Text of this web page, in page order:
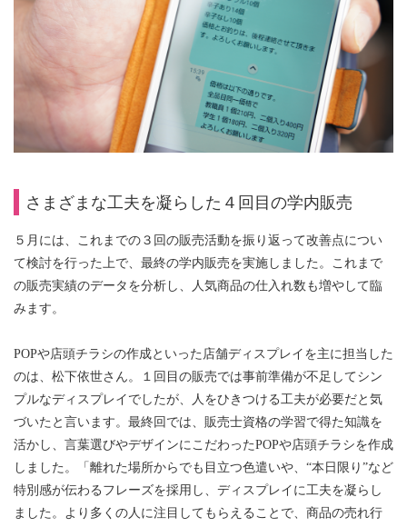
さまざまな工夫を凝らした４回目の学内販売
５月には、これまでの３回の販売活動を振り返って改善点につい
て検討を行った上で、最終の学内販売を実施しました。これまで
の販売実績のデータを分析し、人気商品の仕入れ数も増やして臨
みます。
POPや店頭チラシの作成といった店舗ディスプレイを主に担当した
のは、松下依世さん。１回目の販売では事前準備が不足してシン
プルなディスプレイでしたが、人をひきつける工夫が必要だと気
づいたと言います。最終回では、販売士資格の学習で得た知識を
活かし、言葉選びやデザインにこだわったPOPや店頭チラシを作成
しました。「離れた場所からでも目立つ色遣いや、“本日限り”など
特別感が伝わるフレーズを採用し、ディスプレイに工夫を凝らし
ました。より多くの人に注目してもらえることで、商品の売れ行